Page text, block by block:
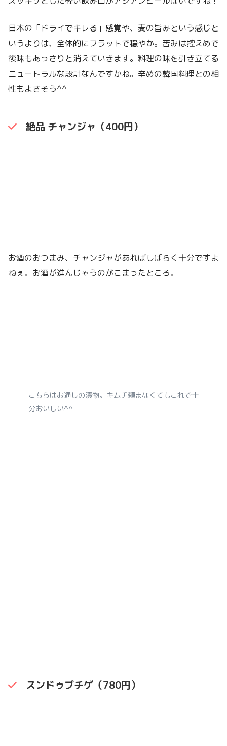
日本の「ドライでキレる」感覚や、麦の旨みという感じと
いうよりは、全体的にフラットで穏やか。苦みは控えめで
後味もあっさりと消えていきます。料理の味を引き立てる
ニュートラルな設計なんですかね。辛めの韓国料理との相
性もよさそう^^
絶品 チャンジャ（400円）
お酒のおつまみ、チャンジャがあればしばらく十分ですよ
ねぇ。お酒が進んじゃうのがこまったところ。
こちらはお通しの漬物。キムチ頼まなくてもこれで十
分おいしい^^
スンドゥブチゲ（780円）